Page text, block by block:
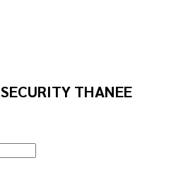
SECURITY THANEE